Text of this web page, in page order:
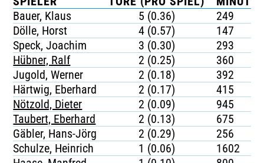
Bauer, Klaus
5 (0.36)
249
Dölle, Horst
4 (0.57)
147
Speck, Joachim
3 (0.30)
293
Hübner, Ralf
2 (0.25)
360
Jugold, Werner
2 (0.18)
392
Härtwig, Eberhard
2 (0.17)
415
Nötzold, Dieter
2 (0.09)
945
Taubert, Eberhard
2 (0.13)
675
Gäbler, Hans-Jörg
2 (0.29)
256
Schulze, Heinrich
1 (0.06)
1602